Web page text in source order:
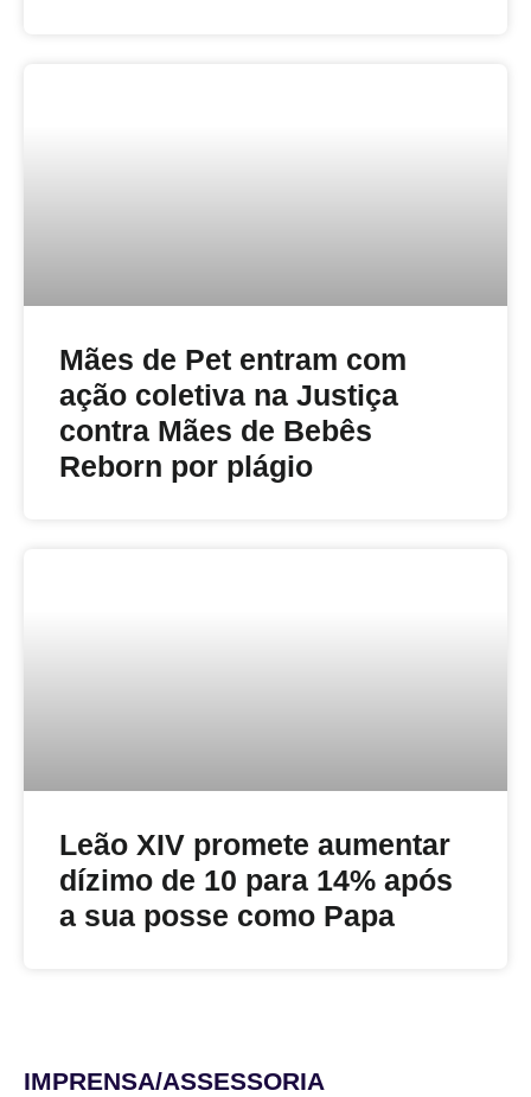
Mães de Pet entram com
ação coletiva na Justiça
contra Mães de Bebês
Reborn por plágio
Leão XIV promete aumentar
dízimo de 10 para 14% após
a sua posse como Papa
IMPRENSA/ASSESSORIA